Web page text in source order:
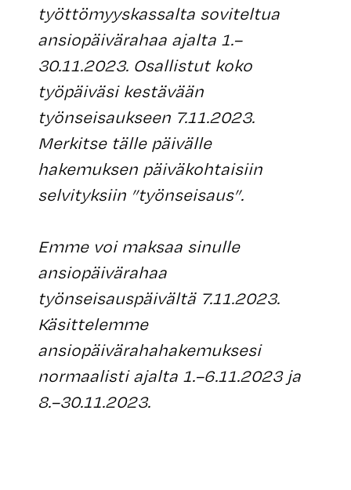
työttömyyskassalta soviteltua
ansiopäivärahaa ajalta 1.–
30.11.2023. Osallistut koko
työpäiväsi kestävään
työnseisaukseen 7.11.2023.
Merkitse tälle päivälle
hakemuksen päiväkohtaisiin
selvityksiin ”työnseisaus”.
Emme voi maksaa sinulle
ansiopäivärahaa
työnseisauspäivältä 7.11.2023.
Käsittelemme
ansiopäivärahahakemuksesi
normaalisti ajalta 1.–6.11.2023 ja
8.–30.11.2023.